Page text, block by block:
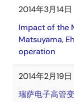
2014年3月14日
Impact of the
Matsuyama,
operation
2014年2月19日
瑞萨电子高管